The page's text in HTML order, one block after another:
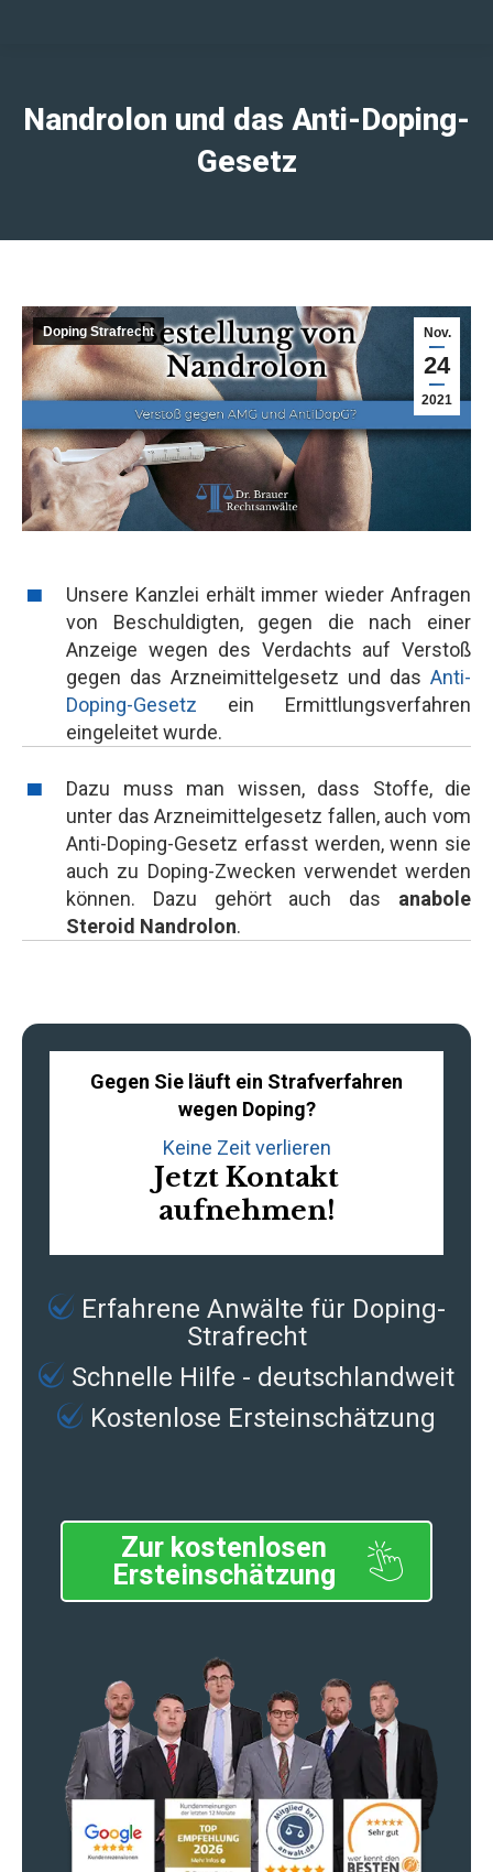
Nandrolon und das Anti-Doping-
Gesetz
Nov.
24
2021
Doping Strafrecht
Unsere Kanzlei erhält immer wieder Anfragen
von Beschuldigten, gegen die nach einer
Anzeige wegen des Verdachts auf Verstoß
gegen das Arzneimittelgesetz und das Anti-
Doping-Gesetz ein Ermittlungsverfahren
eingeleitet wurde.
Dazu muss man wissen, dass Stoffe, die
unter das Arzneimittelgesetz fallen, auch vom
Anti-Doping-Gesetz erfasst werden, wenn sie
auch zu Doping-Zwecken verwendet werden
können. Dazu gehört auch das anabole
Steroid Nandrolon.
Gegen Sie läuft ein Strafverfahren
wegen Doping?
Keine Zeit verlieren
Jetzt Kontakt
aufnehmen!
Erfahrene Anwälte für Doping-
Strafrecht
Schnelle Hilfe - deutschlandweit
Kostenlose Ersteinschätzung
Zur kostenlosen
Ersteinschätzung